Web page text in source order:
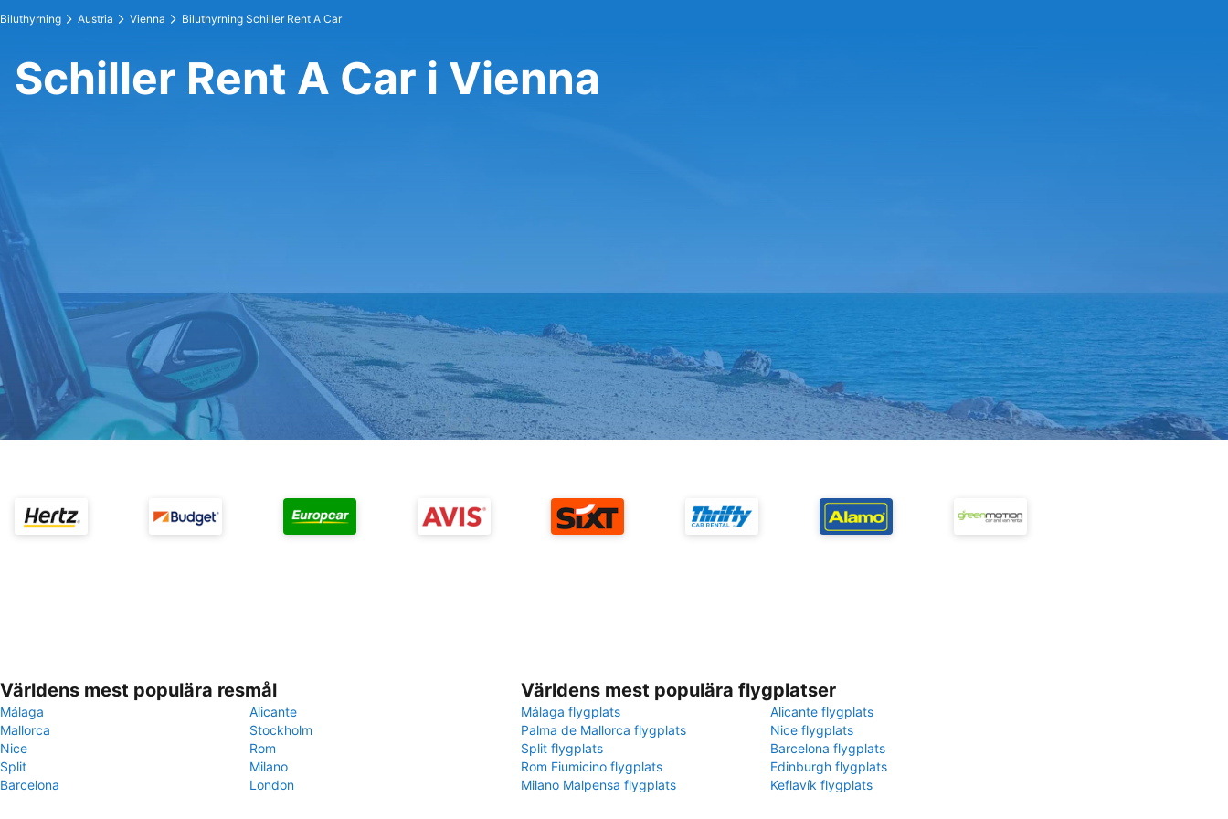
Biluthyrning Austria Vienna Biluthyrning Schiller Rent A Car
Schiller Rent A Car i Vienna
Världens mest populära resmål
Málaga
Alicante
Mallorca
Stockholm
Nice
Rom
Split
Milano
Barcelona
London
Världens mest populära flygplatser
Málaga flygplats
Alicante flygplats
Palma de Mallorca flygplats
Nice flygplats
Split flygplats
Barcelona flygplats
Rom Fiumicino flygplats
Edinburgh flygplats
Milano Malpensa flygplats
Keflavík flygplats